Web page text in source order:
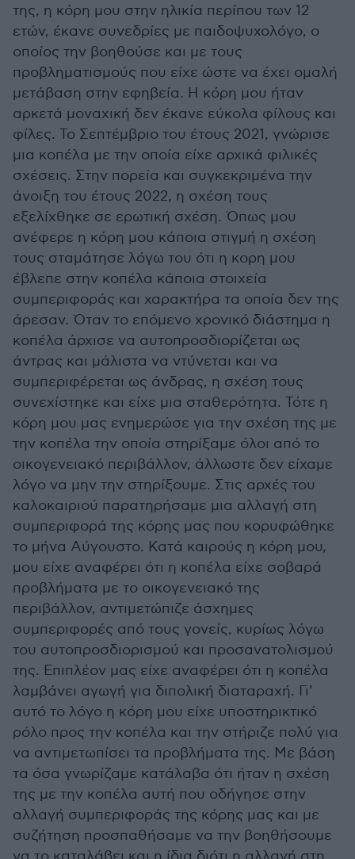
της, η κόρη μου στην ηλικία περίπου των 12
ετών, έκανε συνεδρίες με παιδοψυχολόγο, ο
οποίος την βοηθούσε και με τους
προβληματισμούς που είχε ώστε να έχει ομαλή
μετάβαση στην εφηβεία. Η κόρη μου ήταν
αρκετά μοναχική δεν έκανε εύκολα φίλους και
φίλες. Το Σεπτέμβριο του έτους 2021, γνώρισε
μια κοπέλα με την οποία είχε αρχικά φιλικές
σχέσεις. Στην πορεία και συγκεκριμένα την
άνοιξη του έτους 2022, η σχέση τους
εξελίχθηκε σε ερωτική σχέση. Όπως μου
ανέφερε η κόρη μου κάποια στιγμή η σχέση
τους σταμάτησε λόγω του ότι η κορη μου
έβλεπε στην κοπέλα κάποια στοιχεία
συμπεριφοράς και χαρακτήρα τα οποία δεν της
άρεσαν. Όταν το επόμενο χρονικό διάστημα η
κοπέλα άρχισε να αυτοπροσδιορίζεται ως
άντρας και μάλιστα να ντύνεται και να
συμπεριφέρεται ως άνδρας, η σχέση τους
συνεχίστηκε και είχε μια σταθερότητα. Τότε η
κόρη μου μας ενημερώσε για την σχέση της με
την κοπέλα την οποία στηρίξαμε όλοι από το
οικογενειακό περιβάλλον, άλλωστε δεν είχαμε
λόγο να μην την στηρίξουμε. Στις αρχές του
καλοκαιριού παρατηρήσαμε μια αλλαγή στη
συμπεριφορά της κόρης μας που κορυφώθηκε
το μήνα Αύγουστο. Κατά καιρούς η κόρη μου,
μου είχε αναφέρει ότι η κοπέλα είχε σοβαρά
προβλήματα με το οικογενειακό της
περιβάλλον, αντιμετώπιζε άσχημες
συμπεριφορές από τους γονείς, κυρίως λόγω
του αυτοπροσδιορισμού και προσανατολισμού
της. Επιπλέον μας είχε αναφέρει ότι η κοπέλα
λαμβάνει αγωγή για διπολική διαταραχή. Γι’
αυτό το λόγο η κόρη μου είχε υποστηρικτικό
ρόλο προς την κοπέλα και την στήριζε πολύ για
να αντιμετωπίσει τα προβλήματα της. Με βάση
τα όσα γνωρίζαμε κατάλαβα ότι ήταν η σχέση
της με την κοπέλα αυτή που οδήγησε στην
αλλαγή συμπεριφοράς της κόρης μας και με
συζήτηση προσπαθήσαμε να την βοηθήσουμε